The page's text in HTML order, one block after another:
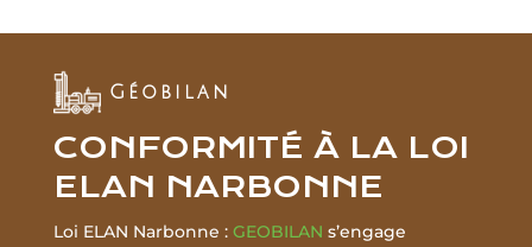
Géobilan
CONFORMITÉ À LA LOI
ELAN NARBONNE
Loi ELAN Narbonne :GEOBILAN s’engage